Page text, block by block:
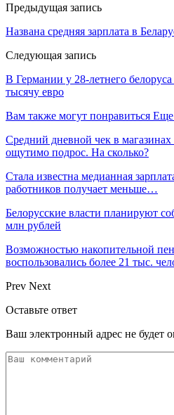
Предыдущая запись
Названа средняя зарплата в
Следующая запись
В Германии у 28-летнего
тысячу евро
Вам также могут понравиться Еще
Средний дневной чек в магазинах
ощутимо подрос. На сколько?
Стала известна медианная
работников получает меньше…
Белорусские власти планируют
млн рублей
Возможностью накопительной
воспользовались более 21 тыс.
Prev Next
Оставьте ответ
Ваш электронный адрес не будет